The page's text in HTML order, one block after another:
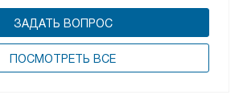
ЗАДАТЬ ВОПРОС
ПОCМОТРЕТЬ ВСЕ